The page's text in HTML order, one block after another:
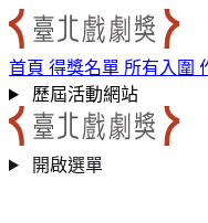
跳到主要內容區
:::
首頁 得獎名單 所有入圍
歷屆活動網站
開啟選單